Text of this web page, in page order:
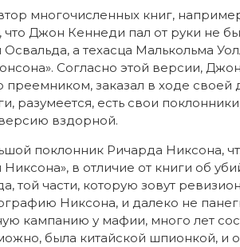
многочисленных книг,
что Джон Кеннеди пал от руки не
а техасца Малькольма
Согласно этой версии,
преемником, заказал в ходе своей
разумеется, есть свои
версию вздорной.
поклонник Ричарда Никсона,
в отличие от книги об
той части, которую зовут
Никсона, и далеко не
кампанию у мафии, много лет
была китайской шпионкой,